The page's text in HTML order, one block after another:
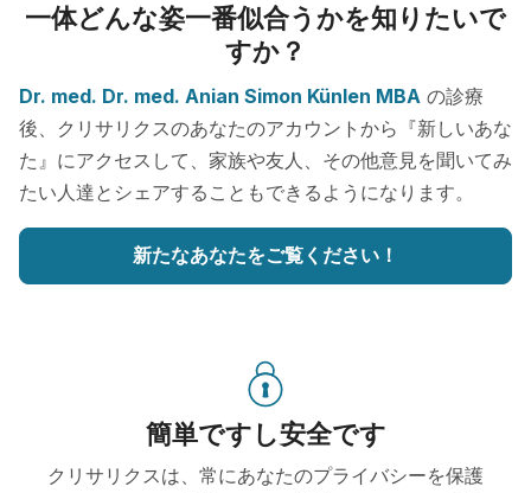
一体どんな姿一番似合うかを知りたいで
すか？
Dr. med. Dr. med. Anian Simon Künlen MBA の診療
後、クリサリクスのあなたのアカウントから『新しいあな
た』にアクセスして、家族や友人、その他意見を聞いてみ
たい人達とシェアすることもできるようになります。
新たなあなたをご覧ください！
簡単ですし安全です
クリサリクスは、常にあなたのプライバシーを保護